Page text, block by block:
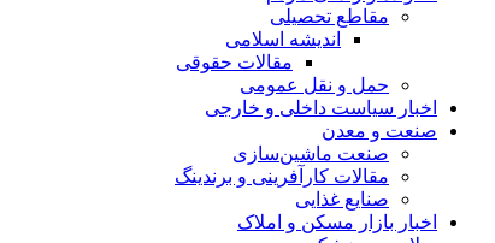
مقاطع تحصیلی
اندیشه اسلامی
مقالات حقوقی
حمل و نقل عمومی
اخبار سیاست داخلی و خارجی
صنعت و معدن
صنعت ماشین‌سازی
مقالات کارآفرینی و برندینگ
صنایع غذایی
اخبار بازار مسکن و املاک